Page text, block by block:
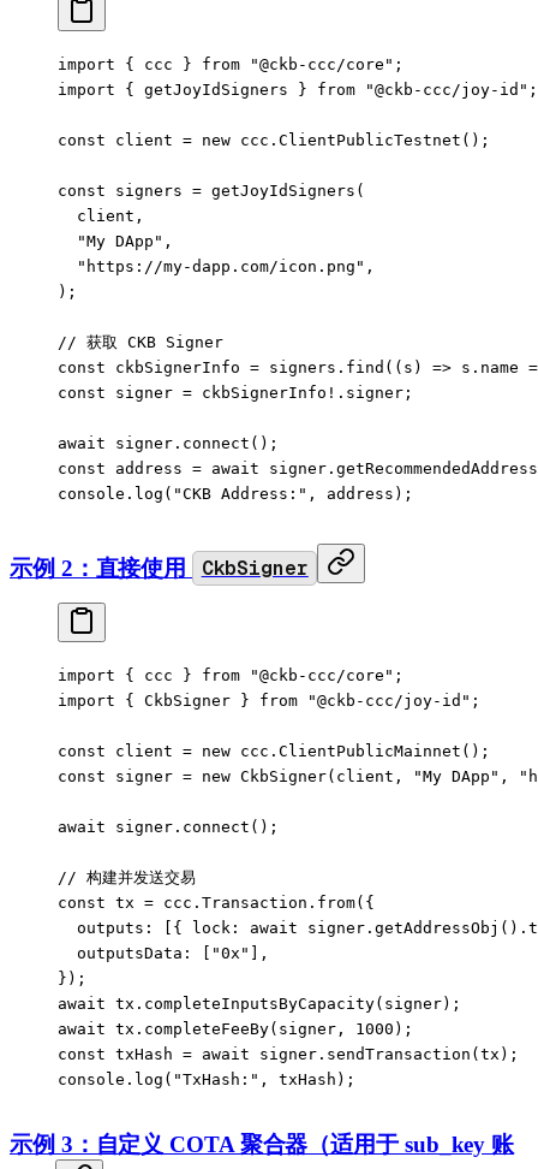
import { ccc } from "@ckb-ccc/core" ;
import { getJoyIdSigners } from "@ckb-ccc/joy-id" ;
const client = new ccc. ClientPublicTestnet ();
const signers = getJoyIdSigners (
  client,
  "My DApp"
,
  "https://my-dapp.com/icon.png"
,
);
// 获取 CKB Signer
const ckbSignerInfo = signers. find (( s ) => s.name
const signer = ckbSignerInfo ! .signer;
await signer. connect ();
const address = await signer. getRecommendedAddress
console. log ( "CKB Address:" , address);
示例 2：直接使用 CkbSigner
import { ccc } from "@ckb-ccc/core" ;
import { CkbSigner } from "@ckb-ccc/joy-id" ;
const client = new ccc. ClientPublicMainnet ();
const signer = new CkbSigner(client, "My DApp" ,
await signer. connect ();
// 构建并发送交易
const tx = ccc.Transaction. from({
  outputs: [{ lock:
await signer. getAddressObj ().
  outputsData: [
"0x"
],
});
await tx. completeInputsByCapacity(signer);
await tx. completeFeeBy(signer, 1000 );
const txHash = await signer. sendTransaction (tx);
console. log ( "TxHash:" , txHash);
示例 3：自定义 COTA 聚合器（适用于 sub_key 账